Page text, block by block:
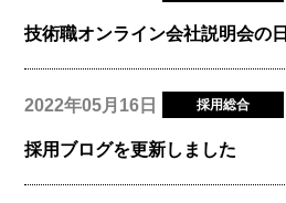
技術職オンライン会社説明会の
2022年05月16日 採用総合
採用ブログを更新しました